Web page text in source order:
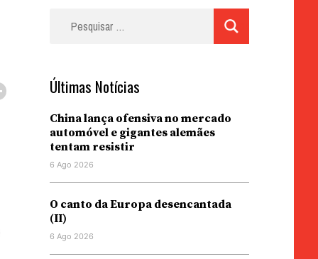
Últimas Notícias
China lança ofensiva no mercado
automóvel e gigantes alemães
tentam resistir
6 Ago 2026
O canto da Europa desencantada
(II)
6 Ago 2026